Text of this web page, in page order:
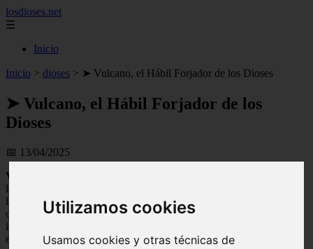
Utilizamos cookies
Usamos cookies y otras técnicas de
losdioses.net
☰
Inicio
Inicio > dioses > ➤ Vulcano, el Hábil Forjador de los Dioses
➤ Vulcano, el Hábil Forjador de los
Dioses
📅 13/04/2025
Vulcano
la historia por diversas culturas. Conocido como el dios del fuego y
la forja, Vulcano es considerado el hábil artesano de los dioses,
capaz de crear armas y objetos de gran poder y belleza. Su
importancia en la mitología es evidente, ya que su influencia se
extiende a diferentes aspectos de la vida humana y divina.